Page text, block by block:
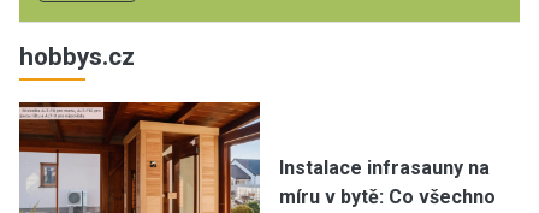
hobbys.cz
Instalace infrasauny na
míru v bytě: Co všechno